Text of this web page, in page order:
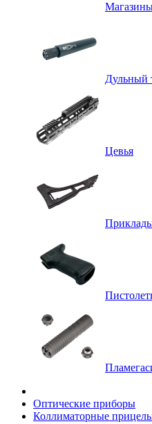
Дульный
Цевья
Оптические приборы
Коллиматорные